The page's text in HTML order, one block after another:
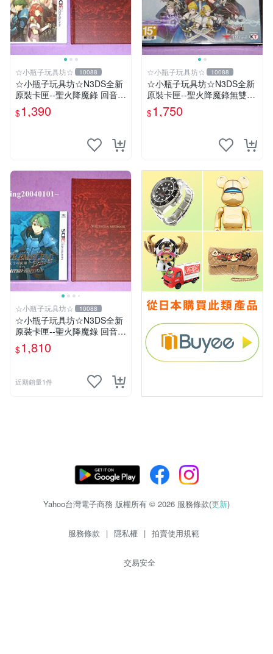
☆小瓶子玩具坊☆ 10088
☆小瓶子玩具坊☆N3DS全新
原裝卡匣--聖火降魔錄 回音
另一名英雄王 中文版 (日文機
專用) + 特典--迷你美術集
$1,390
☆小瓶子玩具坊☆ 10088
☆小瓶子玩具坊☆N3DS全新
原裝卡匣--聖火降魔錄無雙
《Fire Emblem 無雙》(日版)
$1,750
☆小瓶子玩具坊☆ 10088
☆小瓶子玩具坊☆N3DS全新
原裝卡匣--聖火降魔錄 回音
另一名英雄王 中文限定版 (日
文機專用) +特典--迷你美術集
$1,810
近期銷量1件
Yahoo台灣電子商務 版權所有 © 2026 服務條款(更新)
服務條款 | 隱私權 | 拍賣使用規範
交易安全